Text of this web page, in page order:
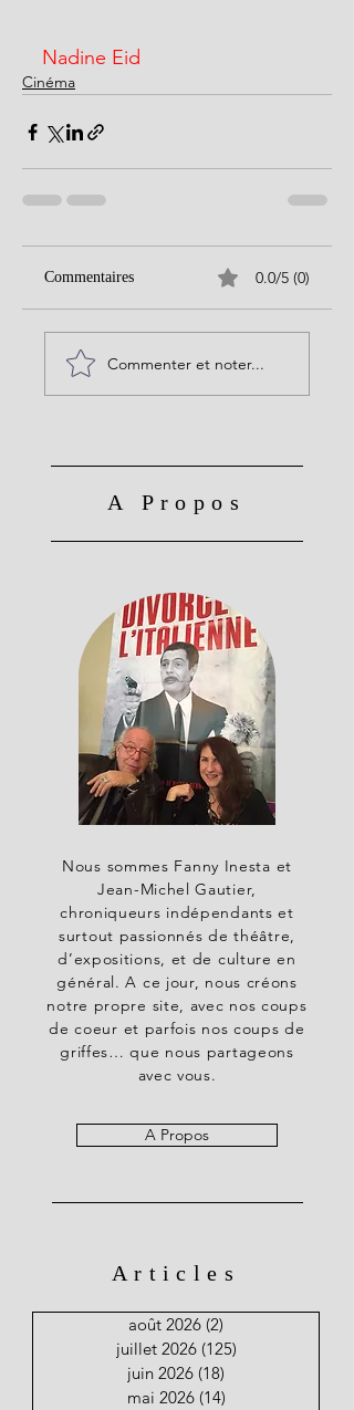
Nadine Eid
Cinéma
Commentaires 0.0/5 (0)
Commenter et noter...
A Propos
Nous sommes Fanny Inesta et
Jean-Michel Gautier,
chroniqueurs indépendants et
surtout passionnés de théâtre,
d’expositions, et de culture en
général. A ce jour, nous créons
notre propre site, avec nos coups
de coeur et parfois nos coups de
griffes… que nous partageons
avec vous.
A Propos
Articles
août 2026 (2)
juillet 2026 (125)
juin 2026 (18)
mai 2026 (14)